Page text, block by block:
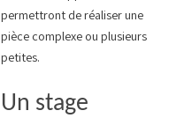
permettront de réaliser une
pièce complexe ou plusieurs
petites.
Un stage